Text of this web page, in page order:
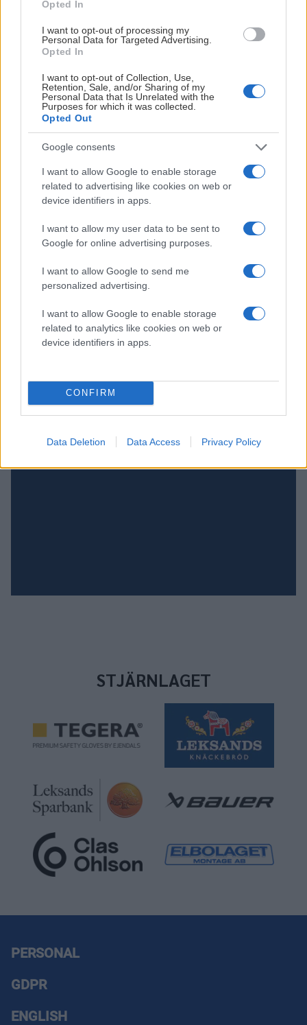
Opted In
I want to opt-out of processing my
Personal Data for Targeted Advertising.
Opted In
I want to opt-out of Collection, Use,
Retention, Sale, and/or Sharing of my
Personal Data that Is Unrelated with the
Purposes for which it was collected.
Opted Out
Google consents
I want to allow Google to enable storage
related to advertising like cookies on web or
device identifiers in apps.
I want to allow my user data to be sent to
Google for online advertising purposes.
I want to allow Google to send me
personalized advertising.
I want to allow Google to enable storage
related to analytics like cookies on web or
device identifiers in apps.
CONFIRM
Data Deletion Data Access Privacy Policy
KÖP MATCHBILJETT + BUSS
FÅ 30% RABATT PÅ MATCHBILJETTEN
STJÄRNLAGET
PERSONAL
GDPR
ENGLISH